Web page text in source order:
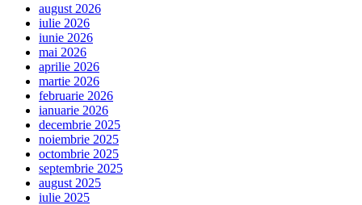
august 2026
iulie 2026
iunie 2026
mai 2026
aprilie 2026
martie 2026
februarie 2026
ianuarie 2026
decembrie 2025
noiembrie 2025
octombrie 2025
septembrie 2025
august 2025
iulie 2025